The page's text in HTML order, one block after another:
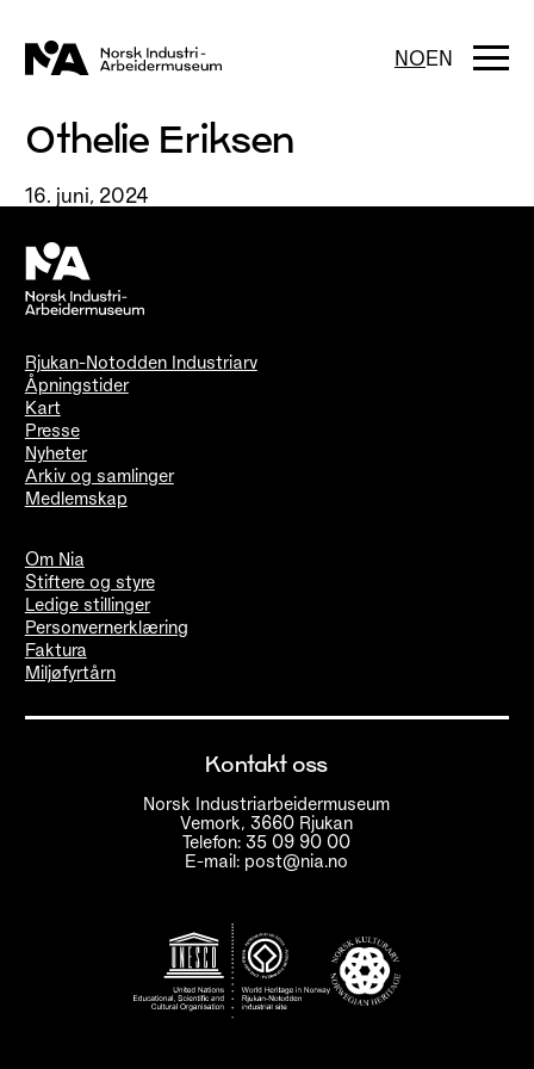
innhold
NOEN
Othelie Eriksen
16. juni, 2024
Rjukan-Notodden Industriarv
Åpningstider
Kart
Presse
Nyheter
Arkiv og samlinger
Medlemskap
Om Nia
Stiftere og styre
Ledige stillinger
Personvernerklæring
Faktura
Miljøfyrtårn
Kontakt oss
Norsk Industriarbeidermuseum
Vemork, 3660 Rjukan
Telefon: 35 09 90 00
E-mail: post@nia.no